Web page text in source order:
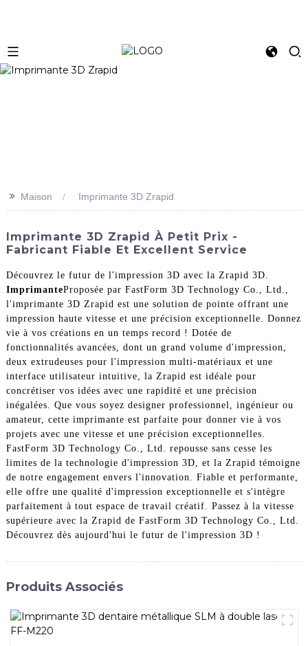
>> Maison Imprimante 3D Zrapid
Imprimante 3D Zrapid À Petit Prix -
Fabricant Fiable Et Excellent Service
Découvrez le futur de l'impression 3D avec la Zrapid 3D.
ImprimanteProposée par FastForm 3D Technology Co., Ltd.,
l'imprimante 3D Zrapid est une solution de pointe offrant une
impression haute vitesse et une précision exceptionnelle. Donnez
vie à vos créations en un temps record ! Dotée de
fonctionnalités avancées, dont un grand volume d'impression,
deux extrudeuses pour l'impression multi-matériaux et une
interface utilisateur intuitive, la Zrapid est idéale pour
concrétiser vos idées avec une rapidité et une précision
inégalées. Que vous soyez designer professionnel, ingénieur ou
amateur, cette imprimante est parfaite pour donner vie à vos
projets avec une vitesse et une précision exceptionnelles.
FastForm 3D Technology Co., Ltd. repousse sans cesse les
limites de la technologie d'impression 3D, et la Zrapid témoigne
de notre engagement envers l'innovation. Fiable et performante,
elle offre une qualité d'impression exceptionnelle et s'intègre
parfaitement à tout espace de travail créatif. Passez à la vitesse
supérieure avec la Zrapid de FastForm 3D Technology Co., Ltd.
Découvrez dès aujourd'hui le futur de l'impression 3D !
Produits Associés